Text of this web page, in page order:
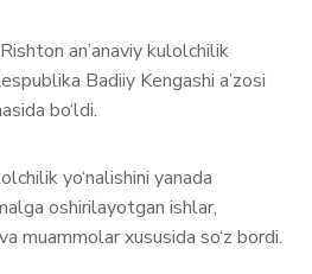
an’anaviy kulolchilik
Badiiy Kengashi a’zosi
bo‘ldi.
yo‘nalishini yanada
oshirilayotgan ishlar,
muammolar xususida so‘z bordi.